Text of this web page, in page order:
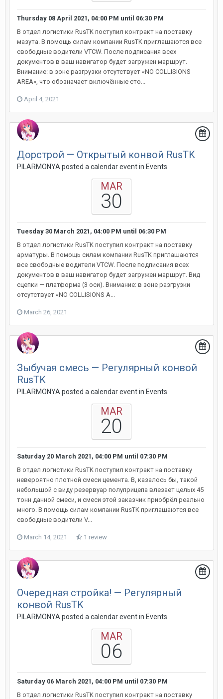
Thursday 08 April 2021, 04:00 PM until 06:30 PM
В отдел логистики RusTK поступил контракт на поставку
мазута. В помощь силам компании RusTK приглашаются все
свободные водители VTCW. После подписания всех
документов в ваш навигатор будет загружен маршрут.
Внимание: в зоне разгрузки отсутствует «NO COLLISIONS
AREA», что обозначает включённые сто...
April 4, 2021
Дорстрой — Открытый конвой RusTK
PILARMONYA posted a calendar event in Events
MAR
30
Tuesday 30 March 2021, 04:00 PM until 06:30 PM
В отдел логистики RusTK поступил контракт на поставку
арматуры. В помощь силам компании RusTK приглашаются
все свободные водители VTCW. После подписания всех
документов в ваш навигатор будет загружен маршрут. Вид
сцепки — платформа (3 оси). Внимание: в зоне разгрузки
отсутствует «NO COLLISIONS A...
March 26, 2021
Зыбучая смесь — Регулярный конвой
RusTK
PILARMONYA posted a calendar event in Events
MAR
20
Saturday 20 March 2021, 04:00 PM until 07:30 PM
В отдел логистики RusTK поступил контракт на поставку
невероятно плотной смеси цемента. В, казалось бы, такой
небольшой с виду резервуар полуприцепа влезает целых 45
тонн данной смеси, и смеси этой заказчик приобрёл реально
много. В помощь силам компании RusTK приглашаются все
свободные водители V...
March 14, 2021 1 review
Очередная стройка! — Регулярный
конвой RusTK
PILARMONYA posted a calendar event in Events
MAR
06
Saturday 06 March 2021, 04:00 PM until 07:30 PM
В отдел логистики RusTK поступил контракт на поставку